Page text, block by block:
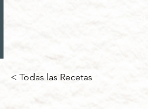
< Todas las Recetas